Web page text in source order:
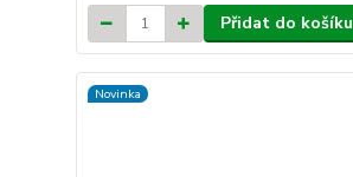
Přidat do košíku
Novinka